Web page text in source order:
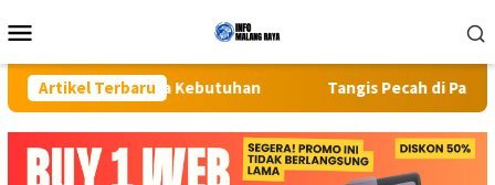
ke
Mobile
Artikel Terbaru
Kebutuhan Tangis Pecah di Pasar Kaget Binjai: